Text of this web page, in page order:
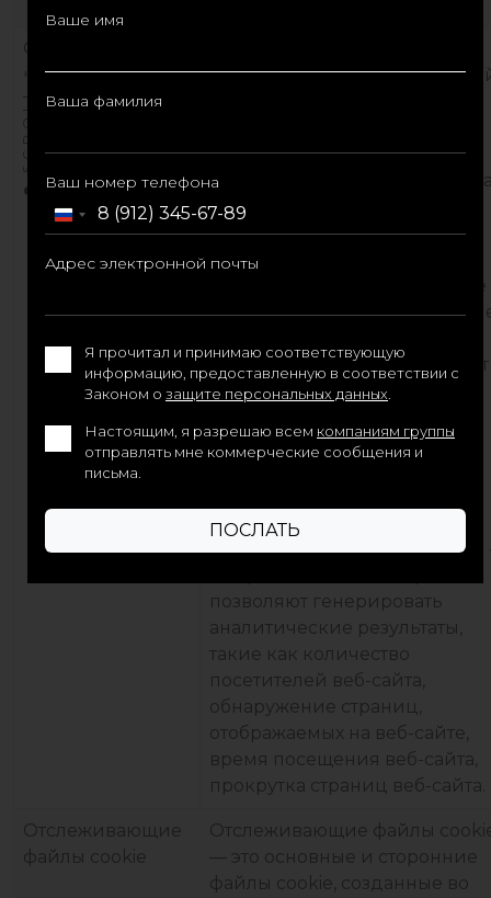
SCROLL
Функциональные
и аналитические
файлы cookie
используются для таких
использование веб-сайта,
оптимизация сайта для
на ваши запросы и хранение
данных о том, как вы
используете сайт. По своему
характеру такие файлы cookie
могут содержать ваши
cookie, которые регистрируют
ваши предпочтения в
отображения сайта, являются
Аналитические файлы cookie
позволяют генерировать
аналитические результаты,
такие как количество
посетителей веб-сайта,
обнаружение страниц,
отображаемых на веб-сайте,
время посещения веб-сайта,
прокрутка страниц веб-сайта.
Отслеживающие
файлы cookie
Отслеживающие файлы
— это основные и сторонние
файлы cookie, созданные во
Ваше имя
Ваша фамилия
Ваш номер телефона
Russia
Адрес электронной почты
Я прочитал и принимаю соответствующую
информацию, предоставленную в соответствии с
Законом о защите персональных данных
Настоящим, я разрешаю всем компаниям группы
отправлять мне коммерческие сообщения и
письма.